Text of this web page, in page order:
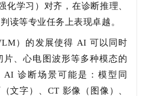
化学习）对齐，在诊断推理、
读等专业任务上表现卓越。
）的发展使得 AI 可以同时
、心电图波形等多种模态的
诊断场景可能是：模型同
文字）、CT 影像（图像）、